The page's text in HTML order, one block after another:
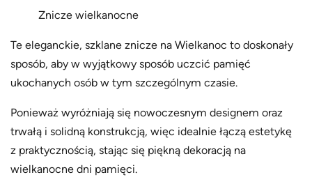
Znicze wielkanocne
Te eleganckie, szklane znicze na Wielkanoc to doskonały
sposób, aby w wyjątkowy sposób uczcić pamięć
ukochanych osób w tym szczególnym czasie.
Ponieważ wyróżniają się nowoczesnym designem oraz
trwałą i solidną konstrukcją, więc idealnie łączą estetykę
z praktycznością, stając się piękną dekoracją na
wielkanocne dni pamięci.